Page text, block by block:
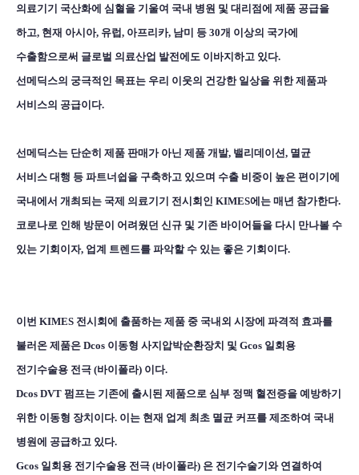
의료기기 국산화에 심혈을 기울여 국내 병원 및 대리점에 제품 공급을
하고, 현재 아시아, 유럽, 아프리카, 남미 등 30개 이상의 국가에
수출함으로써 글로벌 의료산업 발전에도 이바지하고 있다.
선메딕스의 궁극적인 목표는 우리 이웃의 건강한 일상을 위한 제품과
서비스의 공급이다.
선메딕스는 단순히 제품 판매가 아닌 제품 개발, 밸리데이션, 멸균
서비스 대행 등 파트너쉽을 구축하고 있으며 수출 비중이 높은 편이기에
국내에서 개최되는 국제 의료기기 전시회인 KIMES에는 매년 참가한다.
코로나로 인해 방문이 어려웠던 신규 및 기존 바이어들을 다시 만나볼 수
있는 기회이자, 업계 트렌드를 파악할 수 있는 좋은 기회이다.
이번 KIMES 전시회에 출품하는 제품 중 국내외 시장에 파격적 효과를
불러온 제품은 Dcos 이동형 사지압박순환장치 및 Gcos 일회용
전기수술용 전극 (바이폴라) 이다.
Dcos DVT 펌프는 기존에 출시된 제품으로 심부 정맥 혈전증을 예방하기
위한 이동형 장치이다. 이는 현재 업계 최초 멸균 커프를 제조하여 국내
병원에 공급하고 있다.
Gcos 일회용 전기수술용 전극 (바이폴라) 은 전기수술기와 연결하여